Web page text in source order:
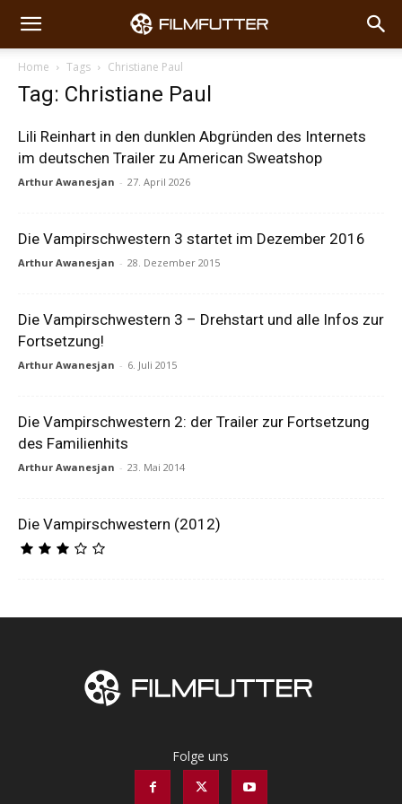
Home Tags Christiane Paul
Tag: Christiane Paul
Lili Reinhart in den dunklen Abgründen des Internets
im deutschen Trailer zu American Sweatshop
Arthur Awanesjan - 27. April 2026
Die Vampirschwestern 3 startet im Dezember 2016
Arthur Awanesjan - 28. Dezember 2015
Die Vampirschwestern 3 – Drehstart und alle Infos zur
Fortsetzung!
Arthur Awanesjan - 6. Juli 2015
Die Vampirschwestern 2: der Trailer zur Fortsetzung
des Familienhits
Arthur Awanesjan - 23. Mai 2014
Die Vampirschwestern (2012)
Folge uns